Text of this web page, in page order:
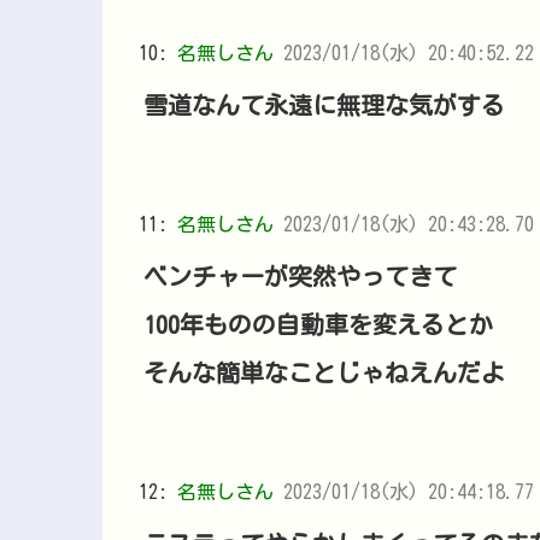
10: 名無しさん 2023/01/18(水) 20:40:52.22
雪道なんて永遠に無理な気がする
11: 名無しさん 2023/01/18(水) 20:43:28.70
ベンチャーが突然やってきて
100年ものの自動車を変えるとか
そんな簡単なことじゃねえんだよ
12: 名無しさん 2023/01/18(水) 20:44:18.77